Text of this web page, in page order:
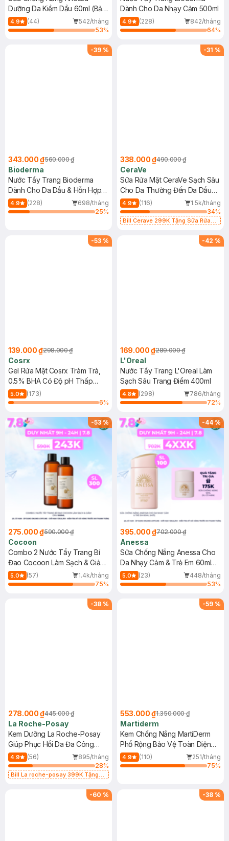
Dưỡng Da Kiềm Dầu 60ml (Bản
Mới)
4.9 (44)
542/tháng
53%
Dành Cho Da Nhạy Cảm 500ml
4.9 (228)
842/tháng
64%
-39 %
343.000 ₫560.000 ₫
Bioderma
Nước Tẩy Trang Bioderma
Dành Cho Da Dầu & Hỗn Hợp
500ml
4.9 (228)
698/tháng
25%
-31 %
338.000 ₫490.000 ₫
CeraVe
Sữa Rửa Mặt CeraVe Sạch Sâu
Cho Da Thường Đến Da Dầu
473ml
4.9 (116)
1.5k/tháng
34%
Bill Cerave 299K Tặng Sữa Rửa
-53 %
139.000 ₫298.000 ₫
Cosrx
Gel Rửa Mặt Cosrx Tràm Trà,
0.5% BHA Có Độ pH Thấp
150ml
5.0
(173)
6%
-42 %
169.000 ₫289.000 ₫
L'Oreal
Nước Tẩy Trang L'Oreal Làm
Sạch Sâu Trang Điểm 400ml
4.8 (298)
786/tháng
72%
-53%
275.000 ₫590.000 ₫
Cocoon
Combo 2 Nước Tẩy Trang Bí
Đao Cocoon Làm Sạch & Giảm
Dầu 500ml
5.0 (57)
1.4k/tháng
75%
-44%
395.000 ₫702.000 ₫
Anessa
Sữa Chống Nắng Anessa Cho
Da Nhạy Cảm & Trẻ Em 60ml
(Mới)
5.0 (23)
448/tháng
53%
-38 %
278.000 ₫445.000 ₫
La Roche-Posay
Kem Dưỡng La Roche-Posay
Giúp Phục Hồi Da Đa Công
Dụng 40ml
4.9 (56)
895/tháng
28%
Bill La roche-posay 399K Tặng
-59 %
553.000 ₫1.350.000 ₫
Martiderm
Kem Chống Nắng MartiDerm
Phổ Rộng Bảo Vệ Toàn Diện
40ml
4.9 (110)
251/tháng
75%
-60 % -38 %